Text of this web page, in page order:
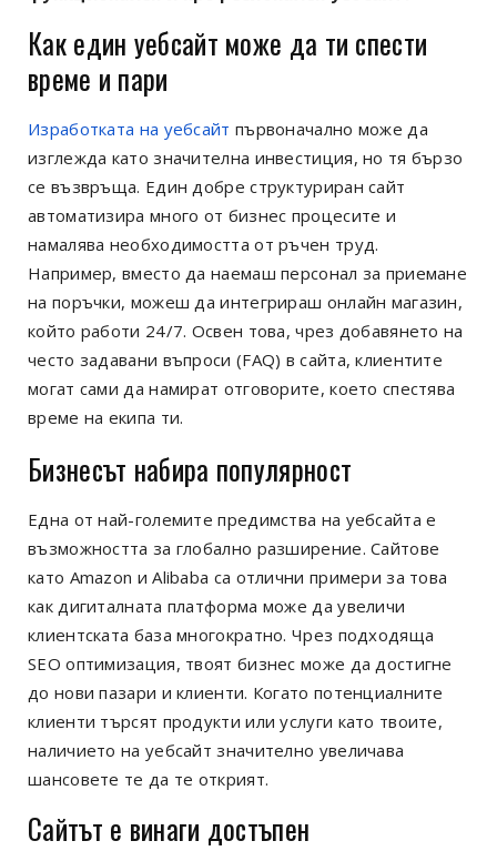
Как един уебсайт може да ти спести
време и пари
Изработката на уебсайт първоначално може да
изглежда като значителна инвестиция, но тя бързо
се възвръща. Един добре структуриран сайт
автоматизира много от бизнес процесите и
намалява необходимостта от ръчен труд.
Например, вместо да наемаш персонал за приемане
на поръчки, можеш да интегрираш онлайн магазин,
който работи 24/7. Освен това, чрез добавянето на
често задавани въпроси (FAQ) в сайта, клиентите
могат сами да намират отговорите, което спестява
време на екипа ти.
Бизнесът набира популярност
Една от най-големите предимства на уебсайта е
възможността за глобално разширение. Сайтове
като Amazon и Alibaba са отлични примери за това
как дигиталната платформа може да увеличи
клиентската база многократно. Чрез подходяща
SEO оптимизация, твоят бизнес може да достигне
до нови пазари и клиенти. Когато потенциалните
клиенти търсят продукти или услуги като твоите,
наличието на уебсайт значително увеличава
шансовете те да те открият.
Сайтът е винаги достъпен